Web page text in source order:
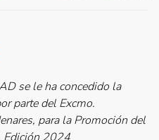
se le ha concedido la
parte del Excmo.
para la Promoción del
Edición 2024